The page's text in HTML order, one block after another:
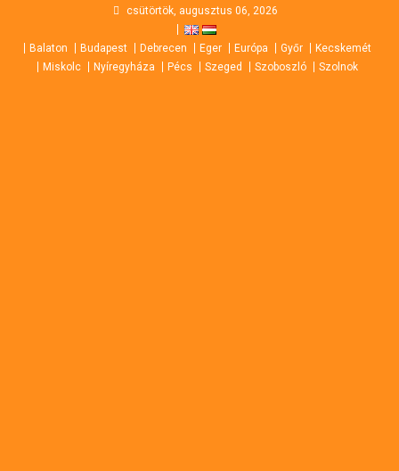
content
csütörtök, augusztus 06, 2026
Balaton Budapest Debrecen Eger Európa Győr
Kecskemét
Miskolc
Nyíregyháza Pécs Szeged Szoboszló Szolnok